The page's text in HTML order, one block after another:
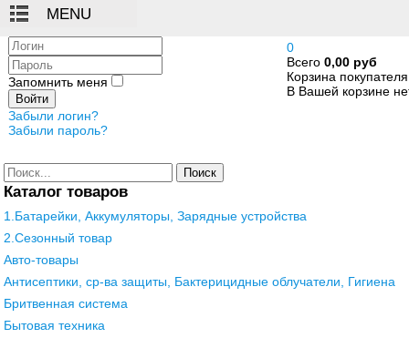
0
Всего 0,00 руб
Корзина покупателя
В Вашей корзине
Логин
Пароль
Запомнить меня
Войти
Забыли логин?
Забыли пароль?
Поиск
Каталог товаров
1.Батарейки, Аккумуляторы, Зарядные устройства
2.Сезонный товар
Авто-товары
Антисептики, ср-ва защиты, Бактерицидные облучатели, Гигиена
Бритвенная система
Бытовая техника